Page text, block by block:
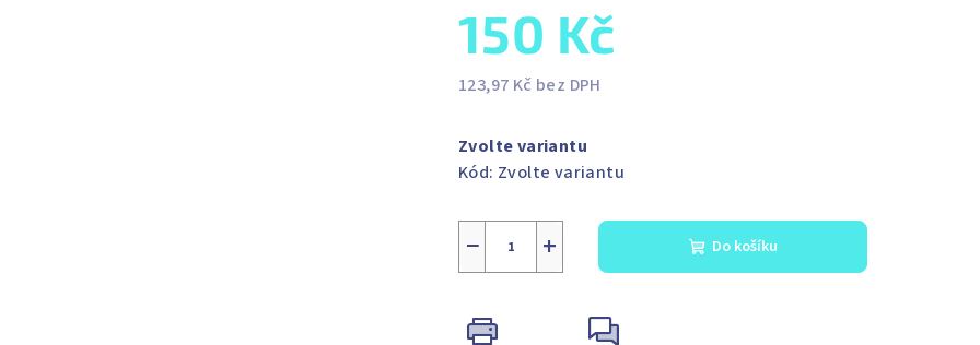
150 Kč
123,97 Kč bez DPH
cena:
Zvolte variantu
Kód: Zvolte variantu
+
− Do košíku